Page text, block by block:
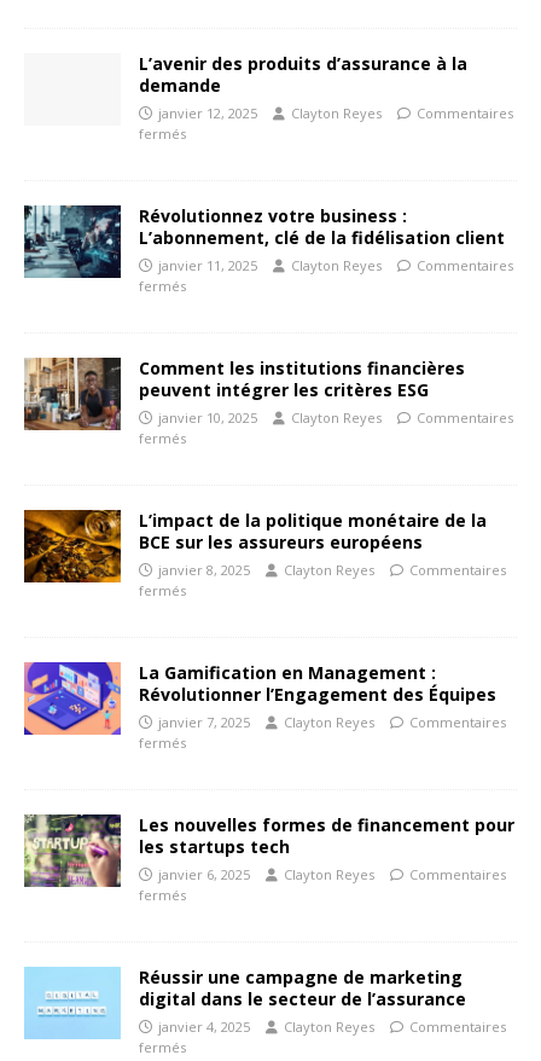
L’avenir des produits d’assurance à la
demande
janvier 12, 2025 Clayton Reyes
Commentaires
fermés
Révolutionnez votre business :
L’abonnement, clé de la fidélisation client
janvier 11, 2025 Clayton Reyes
Commentaires
fermés
Comment les institutions financières
peuvent intégrer les critères ESG
janvier 10, 2025 Clayton Reyes
Commentaires
fermés
L’impact de la politique monétaire de la
BCE sur les assureurs européens
janvier 8, 2025 Clayton Reyes
Commentaires
fermés
La Gamification en Management :
Révolutionner l’Engagement des Équipes
janvier 7, 2025 Clayton Reyes
Commentaires
fermés
Les nouvelles formes de financement pour
les startups tech
janvier 6, 2025 Clayton Reyes
Commentaires
fermés
Réussir une campagne de marketing
digital dans le secteur de l’assurance
janvier 4, 2025 Clayton Reyes
Commentaires
fermés